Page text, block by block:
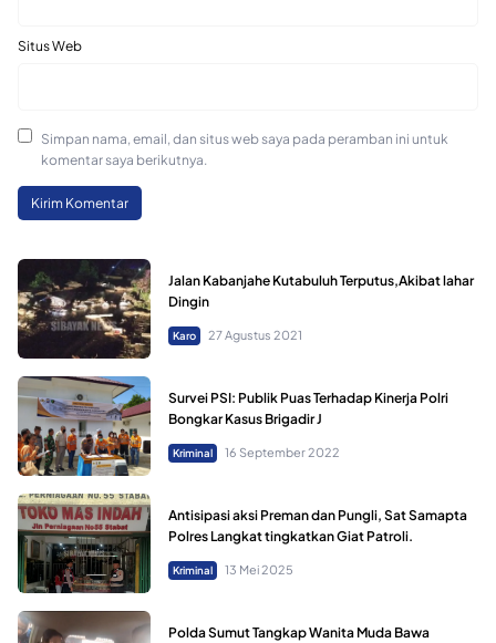
Situs Web
Simpan nama, email, dan situs web saya pada peramban ini untuk
komentar saya berikutnya.
Jalan Kabanjahe Kutabuluh Terputus,Akibat lahar
Dingin
Karo 27 Agustus 2021
Survei PSI: Publik Puas Terhadap Kinerja Polri
Bongkar Kasus Brigadir J
Kriminal 16 September 2022
Antisipasi aksi Preman dan Pungli, Sat Samapta
Polres Langkat tingkatkan Giat Patroli.
Kriminal 13 Mei 2025
Polda Sumut Tangkap Wanita Muda Bawa